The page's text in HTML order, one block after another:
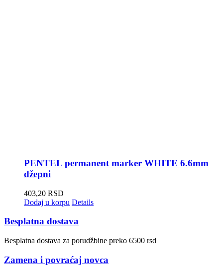
PENTEL permanent marker WHITE 6.6mm
džepni
403,20 RSD
Dodaj u korpu Details
Besplatna dostava
Besplatna dostava za porudžbine preko 6500 rsd
Zamena i povraćaj novca